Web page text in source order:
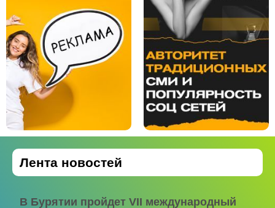
Лента новостей
В Бурятии пройдет VII международный